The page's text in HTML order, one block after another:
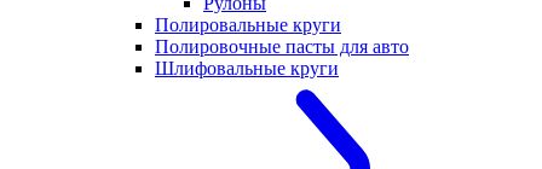
Полировальные круги
Полировочные пасты для авто
Шлифовальные круги